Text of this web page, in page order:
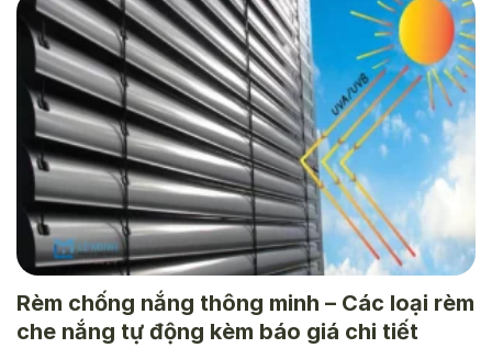
Rèm chống nắng thông minh – Các loại rèm
che nắng tự động kèm báo giá chi tiết